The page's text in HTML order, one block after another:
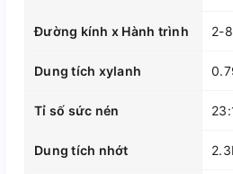
Đường kính x Hành trình 2-
Dung tích xylanh
Tỉ số sức nén
Dung tích nhớt 2.3L